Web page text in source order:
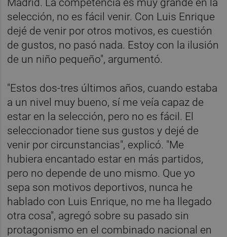
selección, no es fácil venir. Con Luis Enrique
dejé de venir por otros motivos, es cuestión
de gustos, no pasó nada. Estoy con la ilusión
de un niño pequeño", argumentó.
"Estos dos-tres últimos años, cuando estaba
a un nivel muy bueno, sí me veía capaz de
estar en la selección, pero no es fácil. El
seleccionador tiene sus gustos y dejé de
venir por circunstancias", explicó. "Me
hubiera encantado estar en más partidos,
pero no depende de uno mismo. Que yo
sepa son motivos deportivos, nunca he
hablado con Luis Enrique, no me ha llegado
otra cosa", agregó sobre su pasado sin
protagonismo en el combinado nacional en